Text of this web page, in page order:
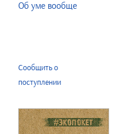
Об уме вообще
Сообщить о
поступлении